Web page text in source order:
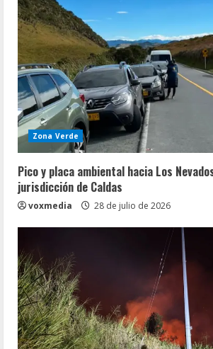
Zona Verde
Pico y placa ambiental hacia Los
jurisdicción de Caldas
voxmedia 28 de julio de 2026